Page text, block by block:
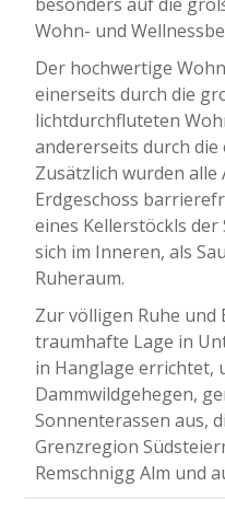
Wohn- und
Der hochwertige
einerseits durch die
lichtdurchfluteten
andererseits durch
Zusätzlich wurden
Erdgeschoss
eines Kellerstöckls
sich im Inneren, als
Ruheraum.
Zur völligen Ruhe
traumhafte Lage in
in Hanglage errichtet,
Dammwildgehegen,
Sonnenterassen aus,
Grenzregion
Remschnigg Alm und